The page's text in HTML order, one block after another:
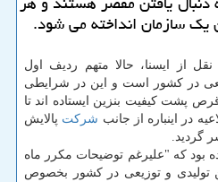
یك سازمان انداخته می شود.
از ایسنا، حالا متهم ردیف اول
در كشور است و این در شرایطی
پشت كیفیت بنزین ایستاده اند تا
در اینباره از جانب شركت پالایش
گردید.
بود كه "علیرغم توضیحات مكرر ماه
تولیدی و توزیعی در كشور بخصوص